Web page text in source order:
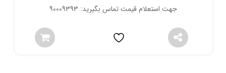
جهت استعلام قیمت تماس بگیرید: 90009393